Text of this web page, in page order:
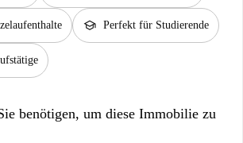
school Perfekt für Studierende
benötigen, um diese Immobilie zu